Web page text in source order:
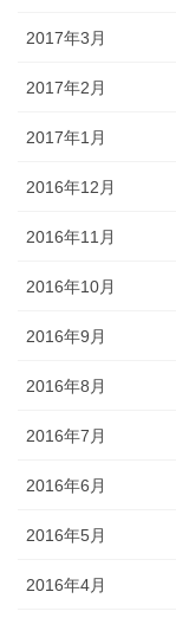
2017年3月
2017年2月
2017年1月
2016年12月
2016年11月
2016年10月
2016年9月
2016年8月
2016年7月
2016年6月
2016年5月
2016年4月